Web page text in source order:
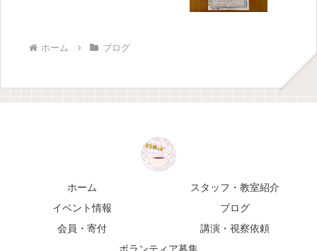
ホーム ブログ
ホーム
スタッフ・教室紹介
イベント情報
ブログ
会員・寄付
講演・視察依頼